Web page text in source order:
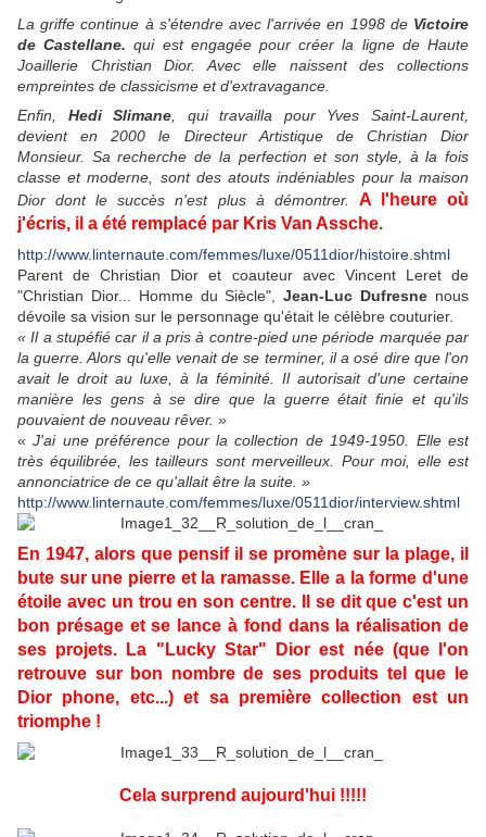
La griffe continue à s'étendre avec l'arrivée en 1998 de Victoire
de Castellane. qui est engagée pour créer la ligne de Haute
Joaillerie Christian Dior. Avec elle naissent des collections
empreintes de classicisme et d'extravagance.
Enfin, Hedi Slimane, qui travailla pour Yves Saint-Laurent,
devient en 2000 le Directeur Artistique de Christian Dior
Monsieur. Sa recherche de la perfection et son style, à la fois
classe et moderne, sont des atouts indéniables pour la maison
Dior dont le succès n'est plus à démontrer. A l'heure où
j'écris, il a été remplacé par Kris Van Assche.
http://www.linternaute.com/femmes/luxe/0511dior/histoire.shtml
Parent de Christian Dior et coauteur avec Vincent Leret de
"Christian Dior... Homme du Siècle",Jean-Luc Dufresne nous
dévoile sa vision sur le personnage qu'était le célèbre couturier.
« Il a stupéfié car il a pris à contre-pied une période marquée par
la guerre. Alors qu'elle venait de se terminer, il a osé dire que l'on
avait le droit au luxe, à la féminité. Il autorisait d'une certaine
manière les gens à se dire que la guerre était finie et qu'ils
pouvaient de nouveau rêver. »
«J'ai une préférence pour la collection de 1949-1950. Elle est
très équilibrée, les tailleurs sont merveilleux. Pour moi, elle est
annonciatrice de ce qu'allait être la suite. »
http://www.linternaute.com/femmes/luxe/0511dior/interview.shtml
En 1947, alors que pensif il se promène sur la plage, il
bute sur une pierre et la ramasse. Elle a la forme d'une
étoile avec un trou en son centre. Il se dit que c'est un
bon présage et se lance à fond dans la réalisation de
ses projets. La "Lucky Star" Dior est née (que l'on
retrouve sur bon nombre de ses produits tel que le
Dior phone, etc...) et sa première collection est un
triomphe !
Cela surprend aujourd'hui !!!!!